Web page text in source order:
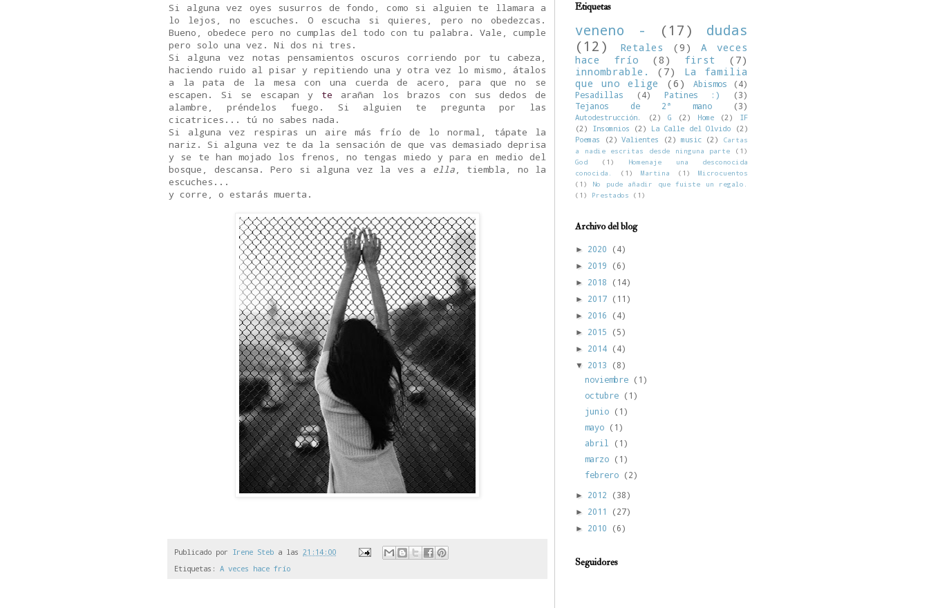
Si alguna vez oyes
susurros de fondo, como si alguien te llamara a
lo lejos, no escuches. O escucha si quieres, pero no obedezcas.
Bueno, obedece pero no cumplas del todo con tu palabra. Vale, cumple
pero solo una vez. Ni dos ni tres.
Si alguna vez notas pensamientos oscuros corriendo por tu cabeza,
haciendo ruido al pisar y repitiendo una y otra vez lo mismo, átalos
a la pata de la mesa con una cuerda de acero, para que no se
escapen. Si se escapan yte arañan los brazos con sus dedos de
alambre, préndelos fuego. Si alguien te pregunta por las
cicatrices... tú no sabes nada.
Si alguna vez respiras un aire más frío de lo normal, tápate la
nariz. Si alguna vez te da la sensación de que vas demasiado deprisa
y se te han mojado los frenos, no tengas miedo y para en medio del
bosque, descansa. Pero si alguna vez la ves a ella, tiembla, no la
escuches...
y corre, o estarás muerta.
Publicado por Irene Steb a las 21:14:00
Etiquetas: A veces hace frío
Etiquetas
veneno - (17)
dudas
(12)
Retales (9)
A veces
hace frío
(8) first
(7)
innombrable.
(7)
La familia
que uno elige
(6) Abismos
(4)
Pesadillas
(4) Patines :)
(3)
Tejanos de 2ª mano
(3)
Autodestrucción. (2) G (2) Home (2)
IF
(2)
Insomnios (2) La Calle del Olvido
(2)
Poemas
(2) Valientes (2) music (2)
Cartas
a nadie escritas desde ninguna parte
(1)
God
(1)
Homenaje una desconocida
conocida.
(1) Martina (1)
Microcuentos
(1)
No pude añadir que fuiste un regalo.
(1)
Prestados (1)
Archivo del blog
► 2020 (4)
► 2019 (6)
► 2018 (14)
► 2017 (11)
► 2016 (4)
► 2015 (5)
► 2014 (4)
▼ 2013
(8)
noviembre (1)
octubre (1)
junio (1)
mayo (1)
abril
(1)
marzo (1)
febrero (2)
► 2012 (38)
► 2011 (27)
► 2010 (6)
Seguidores